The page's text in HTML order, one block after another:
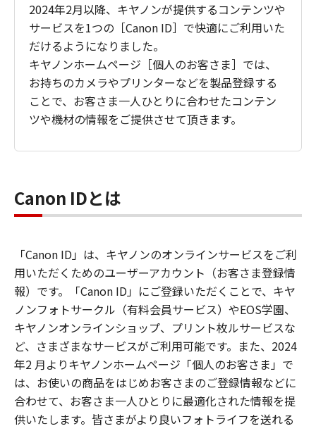
2024年2月以降、キヤノンが提供するコンテンツや
サービスを1つの［Canon ID］で快適にご利用いた
だけるようになりました。
キヤノンホームページ［個人のお客さま］では、
お持ちのカメラやプリンターなどを製品登録する
ことで、お客さま一人ひとりに合わせたコンテン
ツや機材の情報をご提供させて頂きます。
Canon IDとは
「Canon ID」は、キヤノンのオンラインサービスをご利
用いただくためのユーザーアカウント（お客さま登録情
報）です。「Canon ID」にご登録いただくことで、キヤ
ノンフォトサークル（有料会員サービス）やEOS学園、
キヤノンオンラインショップ、プリント枚ルサービスな
ど、さまざまなサービスがご利用可能です。また、2024
年2 月よりキヤノンホームページ「個人のお客さま」で
は、お使いの商品をはじめお客さまのご登録情報などに
合わせて、お客さま一人ひとりに最適化された情報を提
供いたします。皆さまがより良いフォトライフを送れる